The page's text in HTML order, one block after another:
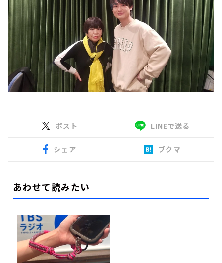
ポスト LINEで送る
シェア ブクマ
あわせて読みたい